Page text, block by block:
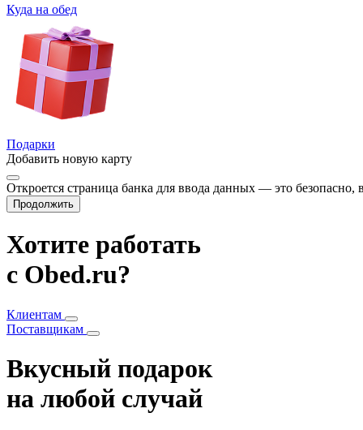
Куда на обед
Подарки
Добавить новую карту
Откроется страница банка для ввода данных — это
Продолжить
Хотите работать
с Obed.ru?
Клиентам
Поставщикам
Вкусный подарок
на любой случай